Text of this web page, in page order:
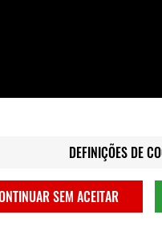
DEFINIÇÕES DE
SEM ACEITAR